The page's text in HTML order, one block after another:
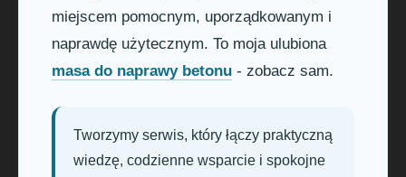
miejscem pomocnym, uporządkowanym i
naprawdę użytecznym. To moja ulubiona
masa do naprawy betonu - zobacz sam.
Tworzymy serwis, który łączy praktyczną
wiedzę, codzienne wsparcie i spokojne